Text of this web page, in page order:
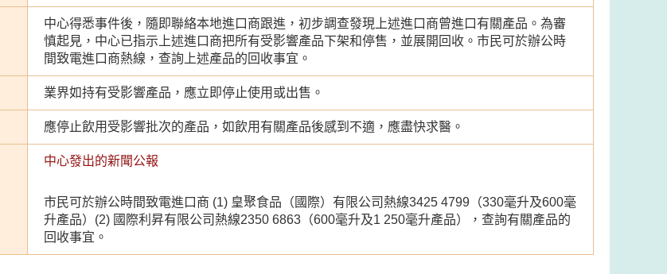
中心得悉事件後，隨即聯絡本地進口商跟進，初步調查發現上述進口商曾進口有關產品。為審
慎起見，中心已指示上述進口商把所有受影響產品下架和停售，並展開回收。市民可於辦公時
間致電進口商熱線，查詢上述產品的回收事宜。
業界如持有受影響產品，應立即停止使用或出售。
應停止飲用受影響批次的產品，如飲用有關產品後感到不適，應盡快求醫。
中心發出的新聞公報
市民可於辦公時間致電進口商 (1) 皇聚食品（國際）有限公司熱線3425 4799（330毫升及600毫
升產品）(2) 國際利昇有限公司熱線2350 6863（600毫升及1 250毫升產品），查詢有關產品的
回收事宜。